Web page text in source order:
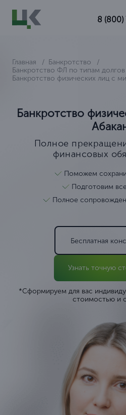
8 (800)
Главная
Банкротство
Банкротство ФЛ по типам долгов
Банкротство физических лиц с
Банкротство
Полное
финансовых
Поможем
Подготовим
Полное
Бесплатная
Узнать точную
*Сформируем для вас
стоимостью и